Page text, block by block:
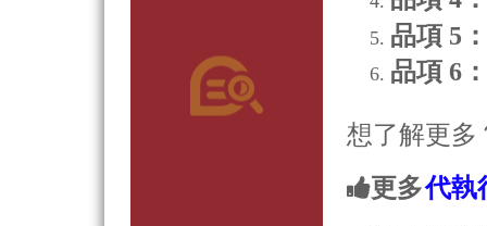
品項 5
品項 6
想了解更多
更多代執